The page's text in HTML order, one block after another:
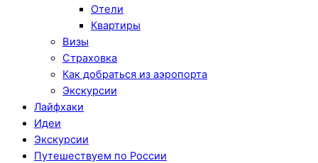
Отели
Квартиры
Визы
Страховка
Как добраться из аэропорта
Экскурсии
Лайфхаки
Идеи
Экскурсии
Путешествуем по России